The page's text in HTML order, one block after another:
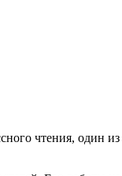
чтения, один